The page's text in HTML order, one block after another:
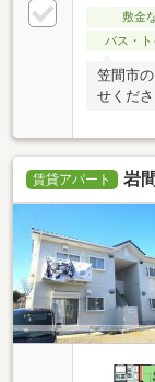
敷金
バス・ト
笠間市
せくださ
賃貸アパート 岩